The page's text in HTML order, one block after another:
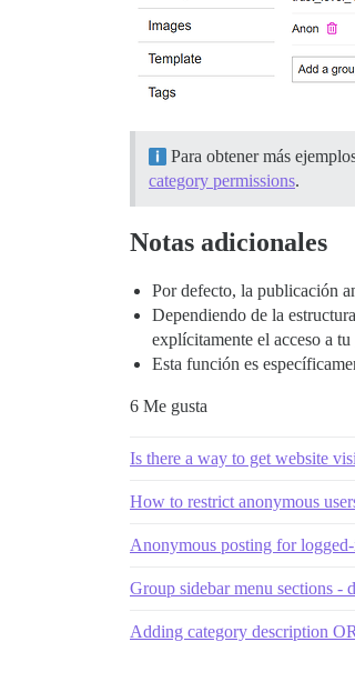
Para obtener más
category permissions.
Notas adicionales
Por defecto, la publicación
Dependiendo de la
explícitamente el acceso a
Esta función es
6 Me gusta
Is there a way to get website
How to restrict anonymous
Anonymous posting for
Group sidebar menu sections -
Adding category description